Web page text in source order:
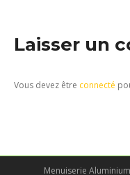
Laisser un
Vous devez être connecté
Menuiserie